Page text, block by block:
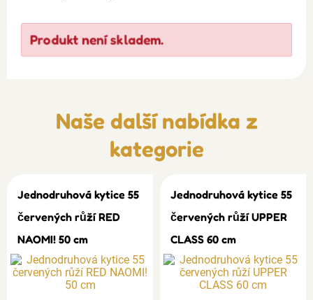
Produkt není skladem.
Naše další nabídka z
kategorie
Jednodruhová kytice 55
červených růží RED
NAOMI! 50 cm
Jednodruhová kytice 55
červených růží UPPER
CLASS 60 cm